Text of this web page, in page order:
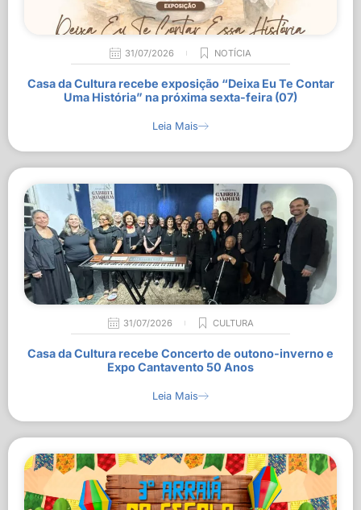
31/07/2026 NOTÍCIA
Casa da Cultura recebe exposição “Deixa Eu Te Contar
Uma História” na próxima sexta-feira (07)
Leia Mais
31/07/2026 CULTURA
Casa da Cultura recebe Concerto de outono-inverno e
Expo Cantavento 50 Anos
Leia Mais